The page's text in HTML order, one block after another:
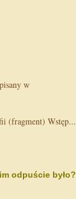
w
(fragment) Wstęp...
odpuście było?